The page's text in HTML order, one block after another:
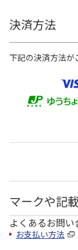
決済方法
下記の決済方法が
マークや記
よくあるお問い
お支払い方法